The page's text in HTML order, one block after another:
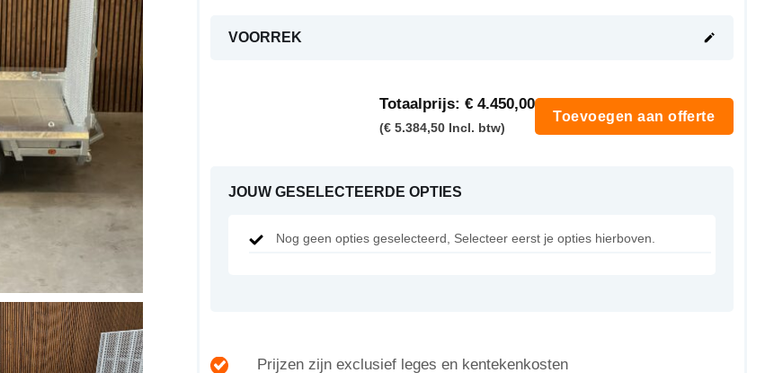
VOORREK
Totaalprijs: € 4.450,00
(€ 5.384,50 Incl. btw)
Toevoegen aan offerte
JOUW GESELECTEERDE OPTIES
Nog geen opties geselecteerd, Selecteer eerst je opties hierboven.
Prijzen zijn exclusief leges en kentekenkosten